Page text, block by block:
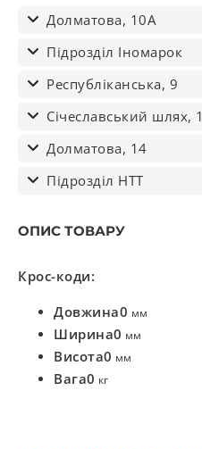
Долматова, 10А
Підрозділ Іномарок
Республіканська, 9
Січеславський шлях, 1
Долматова, 14
Підрозділ НТТ
ОПИС ТОВАРУ
Крос-коди:
Довжина0 мм
Ширина0 мм
Висота0 мм
Вага0 кг